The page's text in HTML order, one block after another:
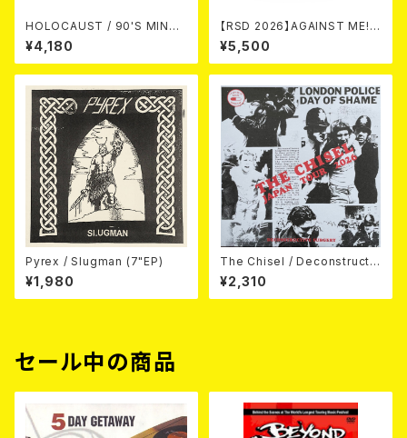
HOLOCAUST / 90'S MIND I
N YOUR MINDS (※LTD.150
SWIRL BLUE VINYL)
¥4,180
【RSD 2026】AGAINST ME! /
NEW WAVE B-SIDES [RSD V
INYL EP][Coloured Vinyl](1
2")
¥5,500
Pyrex / Slugman (7"EP)
¥1,980
The Chisel / Deconstructiv
e Surgery (7"EP)
¥2,310
セール中の商品